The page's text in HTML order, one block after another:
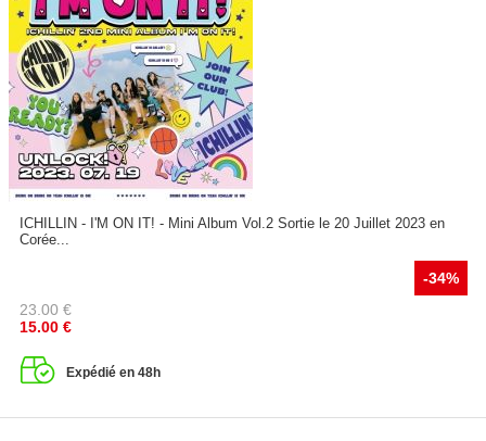
ICHILLIN - I'M ON IT! - Mini Album Vol.2 Sortie le 20 Juillet 2023 en
Corée...
-34%
23.00 €
15.00 €
Expédié en 48h